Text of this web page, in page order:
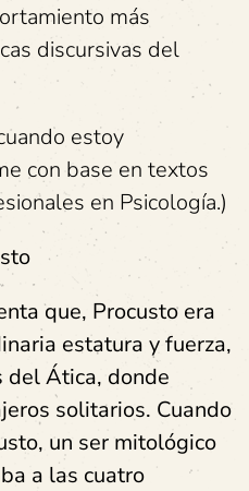
más
discursivas del
estoy
con base en textos
en Psicología.)
que, Procusto era
estatura y fuerza,
del Ática, donde
solitarios. Cuando
un ser mitológico
a las cuatro